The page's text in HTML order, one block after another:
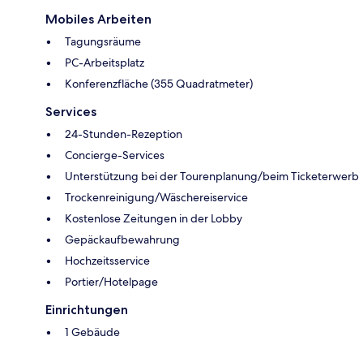
Mobiles Arbeiten
Tagungsräume
PC-Arbeitsplatz
Konferenzfläche (355 Quadratmeter)
Services
24-Stunden-Rezeption
Concierge-Services
Unterstützung bei der Tourenplanung/beim Ticketerwerb
Trockenreinigung/Wäschereiservice
Kostenlose Zeitungen in der Lobby
Gepäckaufbewahrung
Hochzeitsservice
Portier/Hotelpage
Einrichtungen
1 Gebäude